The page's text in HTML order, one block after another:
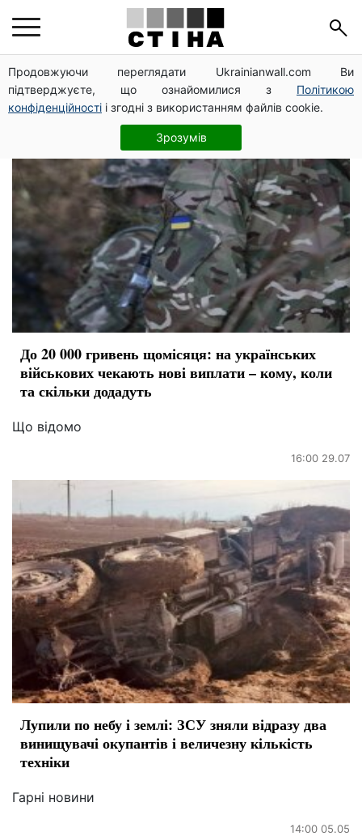
Продовжуючи переглядати Ukrainianwall.com Ви
підтверджуєте, що ознайомилися з Політикою
конфіденційності і згодні з використанням файлів cookie.
Зрозумів
ООС
До 20 000 гривень щомісяця: на українських
військових чекають нові виплати – кому, коли
та скільки додадуть
Що відомо
16:00 29.07
Лупили по небу і землі: ЗСУ зняли відразу два
винищувачі окупантів і величезну кількість
техніки
Гарні новини
14:00 05.05